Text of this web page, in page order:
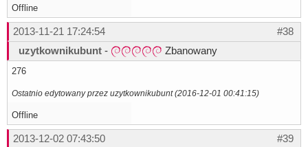
Offline
#38
2013-11-21 17:24:54
uzytkownikubunt - Zbanowany
276
Ostatnio edytowany przez uzytkownikubunt (2016-12-01 00:41:15)
Offline
#39
2013-12-02 07:43:50